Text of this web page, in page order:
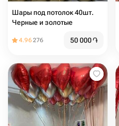
Шары под потолок 40шт.
Черные и золотые
4.96276 50 000֏